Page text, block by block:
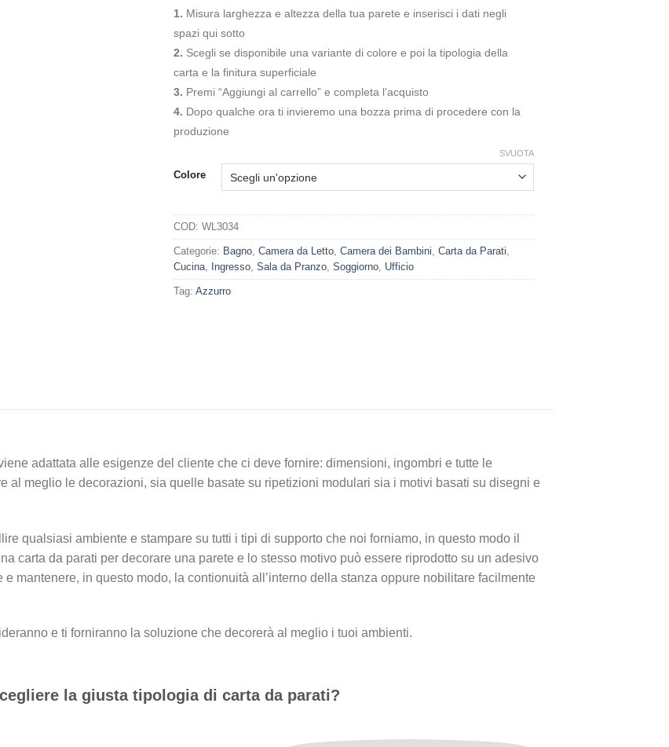
1. Misura larghezza e altezza della tua parete e inserisci i dati negli
spazi qui sotto
2. Scegli se disponibile una variante di colore e poi la tipologia della
carta e la finitura superficiale
3. Premi “Aggiungi al carrello” e completa l’acquisto
4. Dopo qualche ora ti invieremo una bozza prima di procedere con la
produzione
Colore
SVUOTA
COD: WL3034
Categorie: Bagno, Camera da Letto, Camera dei Bambini, Carta da Parati,
Cucina, Ingresso, Sala da Pranzo, Soggiorno, Ufficio
Tag: Azzurro
adattata alle esigenze del cliente che ci deve fornire: dimensioni, ingombri e tutte le
al meglio le decorazioni, sia quelle basate su ripetizioni modulari sia i motivi basati su disegni e
qualsiasi ambiente e stampare su tutti i tipi di supporto che noi forniamo, in questo modo il
carta da parati per decorare una parete e lo stesso motivo può essere riprodotto su un adesivo
mantenere, in questo modo, la contionuità all’interno della stanza oppure nobilitare facilmente
e ti forniranno la soluzione che decorerà al meglio i tuoi ambienti.
la giusta tipologia di carta da parati?